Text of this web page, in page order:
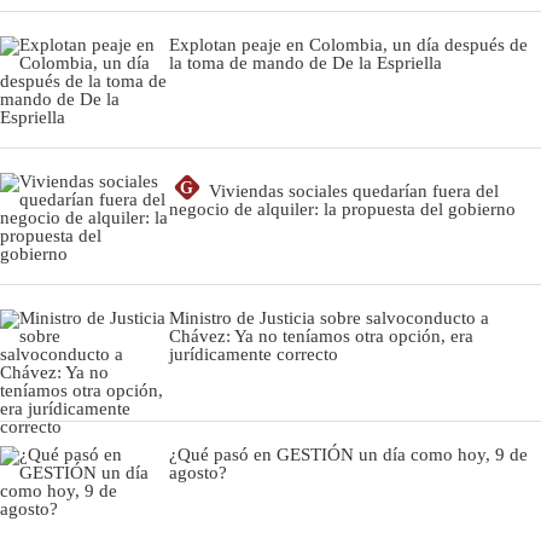
Explotan peaje en Colombia, un día después de
la toma de mando de De la Espriella
G
Viviendas sociales quedarían fuera del
negocio de alquiler: la propuesta del gobierno
Ministro de Justicia sobre salvoconducto a
Chávez: Ya no teníamos otra opción, era
jurídicamente correcto
¿Qué pasó en GESTIÓN un día como hoy, 9 de
agosto?